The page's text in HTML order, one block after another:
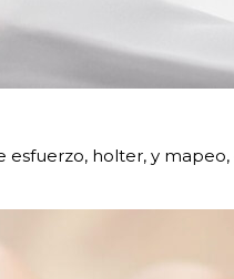
holter, y